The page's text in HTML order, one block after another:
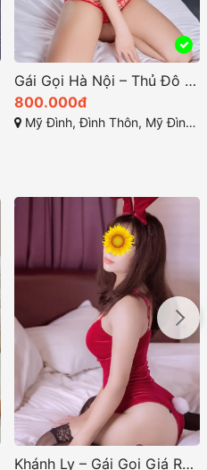
Gái Gọi Hà Nội – Thủ Đô Ánh Sáng Dịch Vụ Giải Trí Cao Cấp
800.000đ
Mỹ Đình, Đình Thôn, Mỹ Đình 1, Từ Liêm, TP Hà Nội
Khánh Ly – Gái Gọi Giá Rẻ Long Biên: Đắm Chìm Trong Thế Giới Quyến Rũ